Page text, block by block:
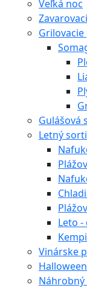
Veľká noc
Grilovacie
Gulášová
Letný
Leto
Vinárske
Halloween